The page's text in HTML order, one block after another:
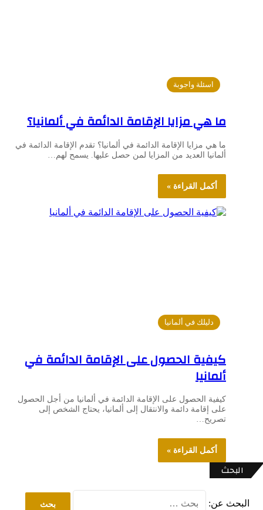
اسئلة واجوبة
ما هي مزايا الإقامة الدائمة في ألمانيا؟
ما هي مزايا الإقامة الدائمة في ألمانيا؟ تقدم الإقامة الدائمة في
ألمانيا العديد من المزايا لمن حصل عليها. يسمح لهم…
أكمل القراءة »
دليلك في ألمانيا
كيفية الحصول على الإقامة الدائمة في
ألمانيا
كيفية الحصول على الإقامة الدائمة في ألمانيا من أجل الحصول
على إقامة دائمة والانتقال إلى ألمانيا، يحتاج الشخص إلى
تصريح…
أكمل القراءة »
البحث
البحث عن: